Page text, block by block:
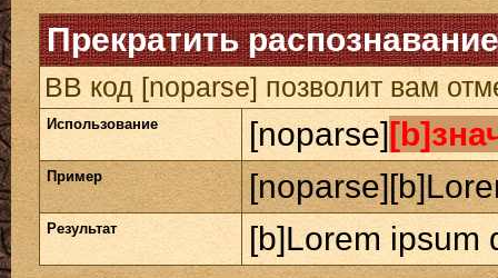
Прекратить
BB код [noparse] позволит вам
Использование [noparse]
Пример
Результат
[b]Lorem ipsum